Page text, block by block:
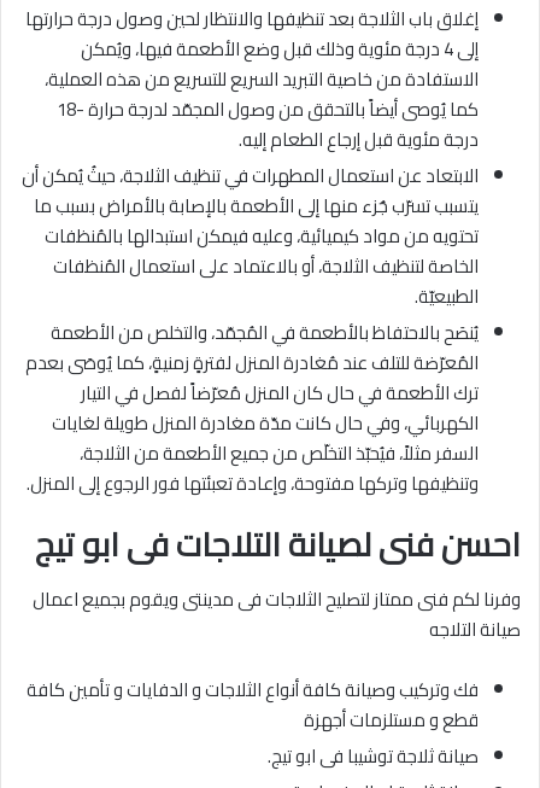
إغلاق باب الثلاجة بعد تنظيفها والانتظار لحين وصول درجة حرارتها
إلى 4 درجة مئوية وذلك قبل وضع الأطعمة فيها، ويُمكن
الاستفادة من خاصية التبريد السريع للتسريع من هذه العملية،
كما يُوصى أيضاً بالتحقق من وصول المجمّد لدرجة حرارة -18
درجة مئوية قبل إرجاع الطعام إليه.
الابتعاد عن استعمال المطهرات في تنظيف الثلاجة، حيثُ يُمكن أن
يتسبب تسرّب جُزء منها إلى الأطعمة بالإصابة بالأمراض بسبب ما
تحتويه من مواد كيميائية، وعليه فيمكن استبدالها بالمُنظفات
الخاصة لتنظيف الثلاجة، أو بالاعتماد على استعمال المُنظفات
الطبيعيّة.
يُنصَح بالاحتفاظ بالأطعمة في المُجمّد، والتخلص من الأطعمة
المُعرّضة للتلف عند مُغادرة المنزل لفترةٍ زمنيةٍ، كما يُوصَى بعدم
ترك الأطعمة في حال كان المنزل مُعرّضاً لفصل في التيار
الكهربائي، وفي حال كانت مدّة مغادرة المنزل طويلة لغايات
السفر مثلاً، فيُحبّذ التخلّص من جميع الأطعمة من الثلاجة،
وتنظيفها وتركها مفتوحة، وإعادة تعبئتها فور الرجوع إلى المنزل.
احسن فنى لصيانة التلاجات فى ابو تيج
وفرنا لكم فنى ممتاز لتصليح الثلاجات فى مدينتى ويقوم بجميع اعمال
صيانة التلاجه
فك وتركيب وصيانة كافة أنواع الثلاجات و الدفايات و تأمين كافة
قطع و مستلزمات أجهزة
صيانة ثلاجة توشيبا فى ابو تيج.